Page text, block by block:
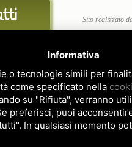
Sito realizzato
Email:
Informativa
o tecnologie simili per
come specificato nella
su "Rifiuta", verranno
preferisci, puoi
In qualsiasi momento